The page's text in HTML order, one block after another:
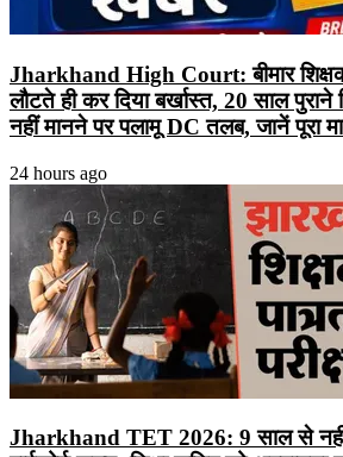
Jharkhand High Court: बीमार
लौटते ही कर दिया बर्खास्त, 20 साल
नहीं मानने पर पलामू DC तलब, जानें पूरा
24 hours ago
Jharkhand TET 2026: 9 साल से नहीं